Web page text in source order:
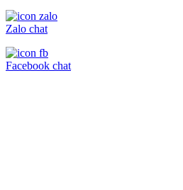
Zalo chat
Facebook chat